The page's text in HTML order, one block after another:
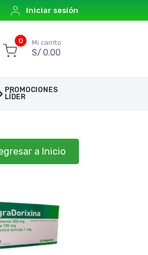
Iniciar sesión
0 Mi carrito
S/ 0.00
PROMOCIONES
LÍDER
a Inicio